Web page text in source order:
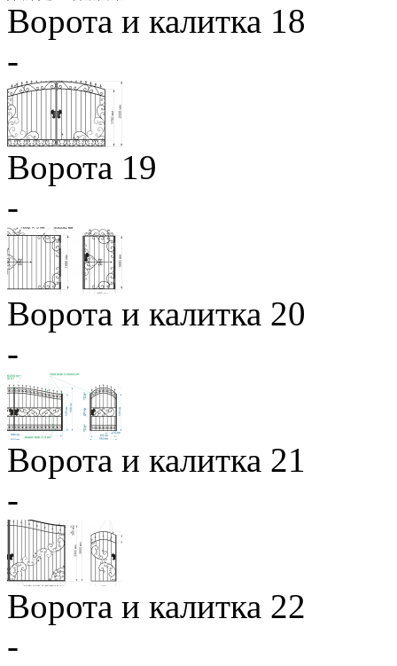
Ворота и калитка 18
-
Ворота 19
-
Ворота и калитка 20
-
Ворота и калитка 21
-
Ворота и калитка 22
-